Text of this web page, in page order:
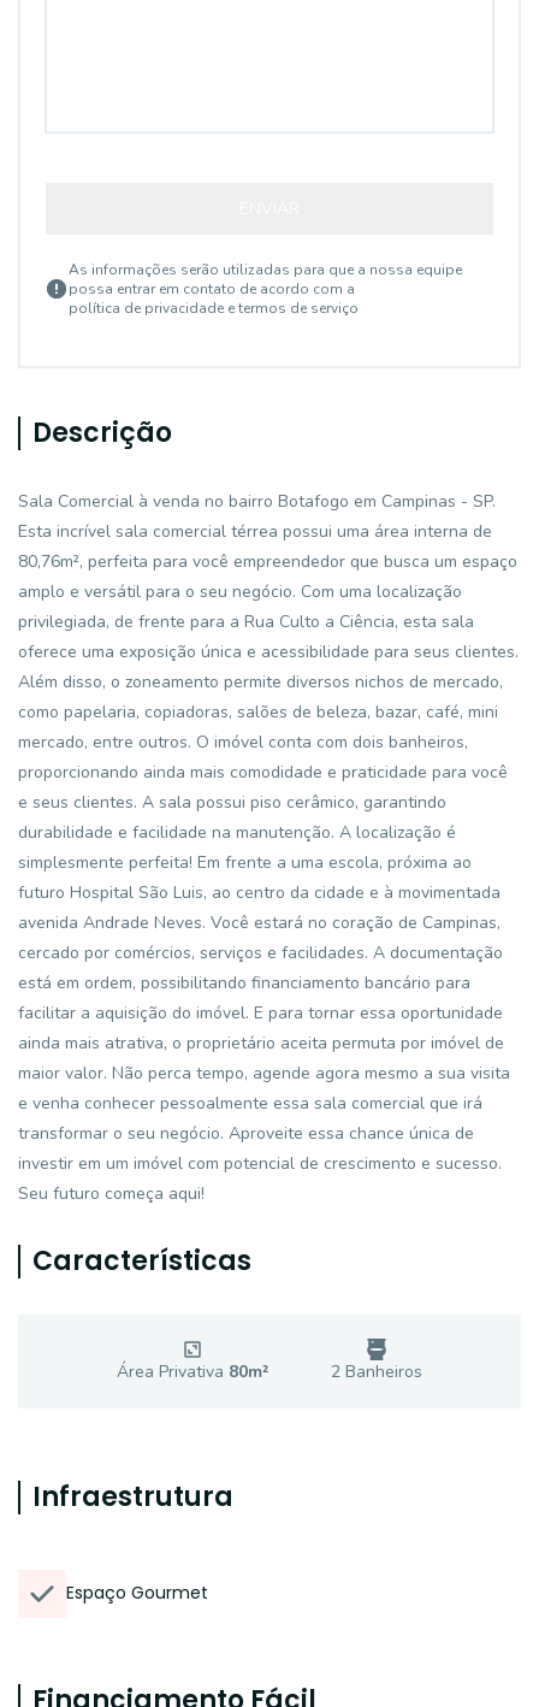
As informações serão utilizadas para que a nossa equipe
possa entrar em contato de acordo com a
política de privacidade e termos de serviço
Descrição
Sala Comercial à venda no bairro Botafogo em Campinas - SP.
Esta incrível sala comercial térrea possui uma área interna de
80,76m², perfeita para você empreendedor que busca um espaço
amplo e versátil para o seu negócio. Com uma localização
privilegiada, de frente para a Rua Culto a Ciência, esta sala
oferece uma exposição única e acessibilidade para seus clientes.
Além disso, o zoneamento permite diversos nichos de mercado,
como papelaria, copiadoras, salões de beleza, bazar, café, mini
mercado, entre outros. O imóvel conta com dois banheiros,
proporcionando ainda mais comodidade e praticidade para você
e seus clientes. A sala possui piso cerâmico, garantindo
durabilidade e facilidade na manutenção. A localização é
simplesmente perfeita! Em frente a uma escola, próxima ao
futuro Hospital São Luis, ao centro da cidade e à movimentada
avenida Andrade Neves. Você estará no coração de Campinas,
cercado por comércios, serviços e facilidades. A documentação
está em ordem, possibilitando financiamento bancário para
facilitar a aquisição do imóvel. E para tornar essa oportunidade
ainda mais atrativa, o proprietário aceita permuta por imóvel de
maior valor. Não perca tempo, agende agora mesmo a sua visita
e venha conhecer pessoalmente essa sala comercial que irá
transformar o seu negócio. Aproveite essa chance única de
investir em um imóvel com potencial de crescimento e sucesso.
Seu futuro começa aqui!
Características
Área Privativa 80m² 2 Banheiros
Infraestrutura
Espaço Gourmet